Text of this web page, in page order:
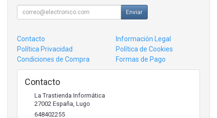
Enviar
Contacto
Información Legal
Política Privacidad
Política de Cookies
Condiciones de Compra
Formas de Pago
Contacto
La Trastienda Informática
27002 España Lugo
648402255